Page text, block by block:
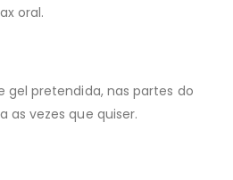
oral.
gel pretendida, nas partes do
as vezes que quiser.